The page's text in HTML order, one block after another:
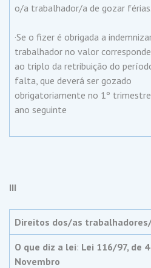
o/a trabalhador/a de gozar férias.
·Se o fizer é obrigada a
trabalhador no valor
ao triplo da retribuição do
falta, que deverá ser gozado
obrigatoriamente no 1º
ano seguinte
III
Direitos dos/as
O que diz a lei: Lei 116/97, de
Novembro